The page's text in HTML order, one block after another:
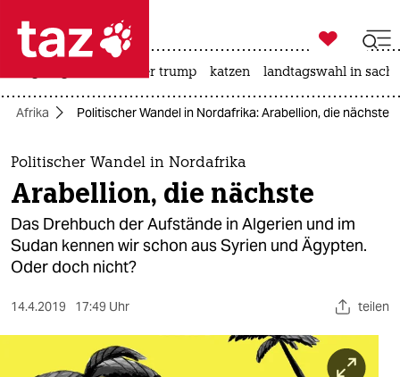
 taz zahl ich
taz zahl ich
themen
politik
öko

taz zahl ich
usa unter trump katzen landtagswahl in
Afrika Politischer Wandel in Nordafrika: Arabellion, die nächste
Politischer Wandel in Nordafrika
Arabellion, die nächste
Das Drehbuch der Aufstände in Algerien und im
Sudan kennen wir schon aus Syrien und Ägypten.
Oder doch nicht?
14.4.2019 17:49 Uhr teilen